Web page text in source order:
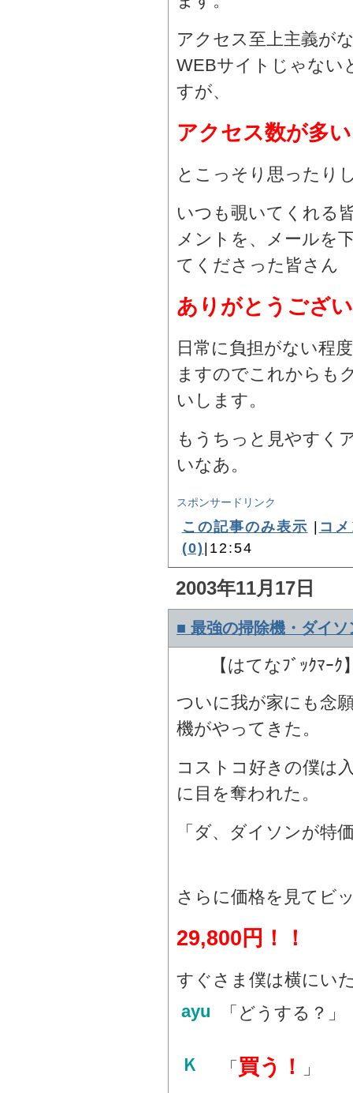
アクセス至上主義が
WEBサイトじゃない
すが、
アクセス数が多
とこっそり思ったり
いつも覗いてくれる
メントを、メールを
てくださった皆さん
ありがとうござ
日常に負担がない程
ますのでこれからも
いします。
もうちっと見やすく
いなあ。
スポンサードリンク
この記事のみ表示 | コ
(0)|12:54
2003年11月17日
■ 最強の掃除機・ダイ
【はてなﾌﾞｯｸﾏｰｸ
ついに我が家にも念
機がやってきた。
コストコ好きの僕は
に目を奪われた。
「ダ、ダイソンが特
さらに価格を見てビ
29,800円！！
すぐさま僕は横にい
ayu
「どうする？」
Ｋ 「 買う！ 」